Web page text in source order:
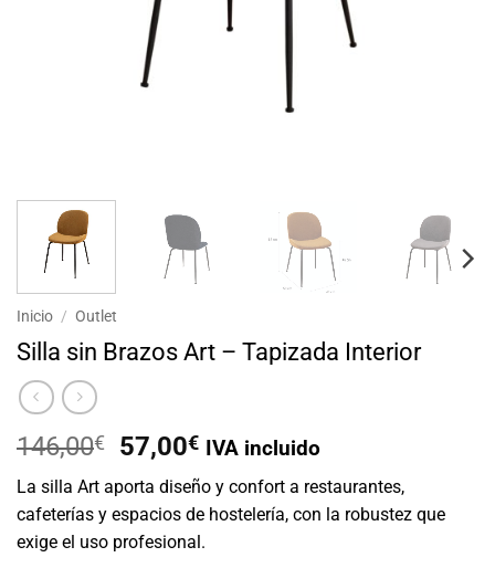
Inicio / Outlet
Silla sin Brazos Art – Tapizada Interior
146,00€
El
precio
original
era:
146,00€.
57,00€El
precio
actual
es:
57,00€.
IVA incluido
La silla Art aporta diseño y confort a restaurantes,
cafeterías y espacios de hostelería, con la robustez que
exige el uso profesional.